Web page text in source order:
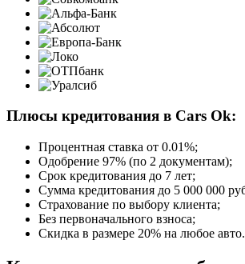
Плюсы кредитования в Cars Ok:
Процентная ставка от 0.01%;
Одобрение 97% (по 2 документам);
Срок кредитования до 7 лет;
Сумма кредитования до 5 000 000
Страхование по выбору клиента;
Без первоначального взноса;
Скидка в размере 20% на любое авто.